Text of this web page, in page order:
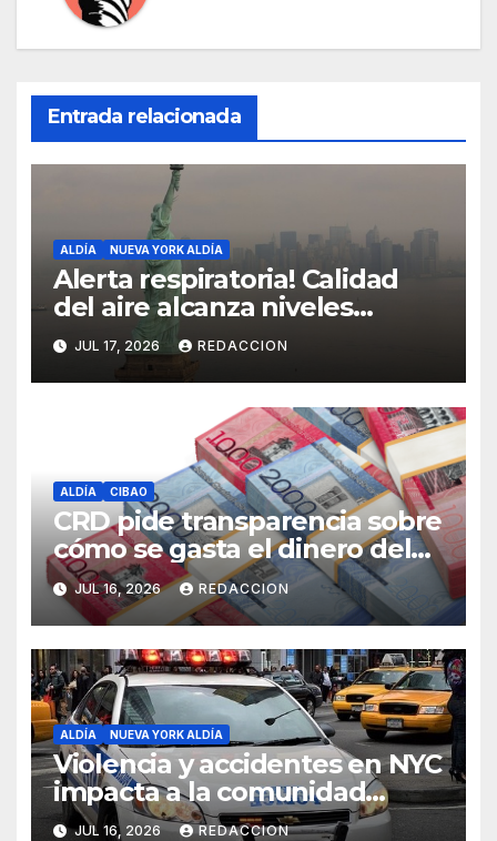
Entrada relacionada
ALDÍA NUEVA YORK ALDÍA
Alerta respiratoria! Calidad
del aire alcanza niveles
peligrosos en NYC
JUL 17, 2026 REDACCION
ALDÍA CIBAO
CRD pide transparencia sobre
cómo se gasta el dinero del
Seguro Familiar de Salud
JUL 16, 2026 REDACCION
ALDÍA NUEVA YORK ALDÍA
Violencia y accidentes en NYC
impacta a la comunidad
dominicana
JUL 16, 2026 REDACCION